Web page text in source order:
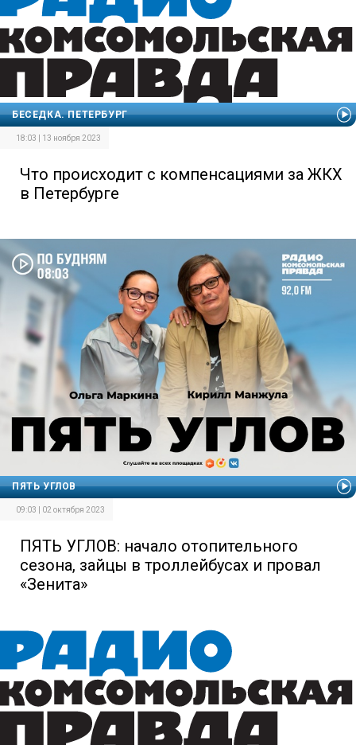
БЕСЕДКА. ПЕТЕРБУРГ
18:03 | 13 ноября 2023
Что происходит с компенсациями за ЖКХ
в Петербурге
ПЯТЬ УГЛОВ
09:03 | 02 октября 2023
ПЯТЬ УГЛОВ: начало отопительного
сезона, зайцы в троллейбусах и провал
«Зенита»